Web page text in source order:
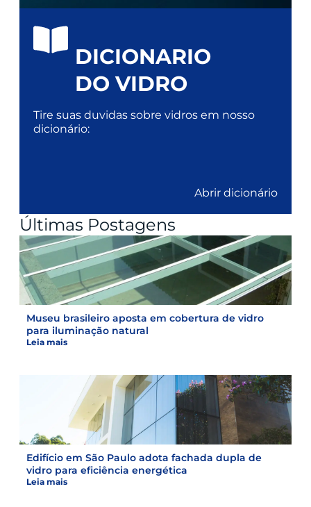
DICIONARIO
DO VIDRO
Tire suas duvidas sobre vidros em nosso
dicionário:
Abrir dicionário
Últimas Postagens
Museu brasileiro aposta em cobertura de vidro
para iluminação natural
Leia mais
Edifício em São Paulo adota fachada dupla de
vidro para eficiência energética
Leia mais